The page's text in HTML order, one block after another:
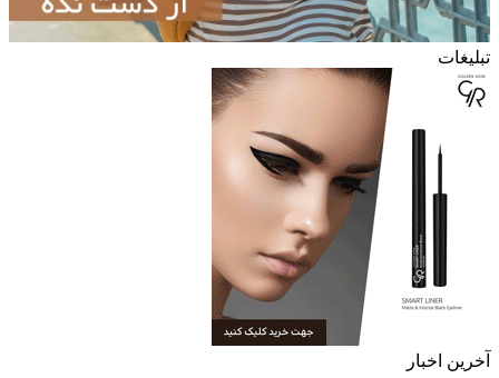
تبلیغات
آخرین اخبار